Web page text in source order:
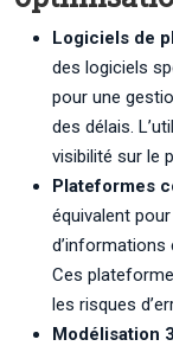
Logiciels de
des logiciels
pour une
des délais.
visibilité sur le
Plateformes
équivalent
Ces
les risques
Modélisation